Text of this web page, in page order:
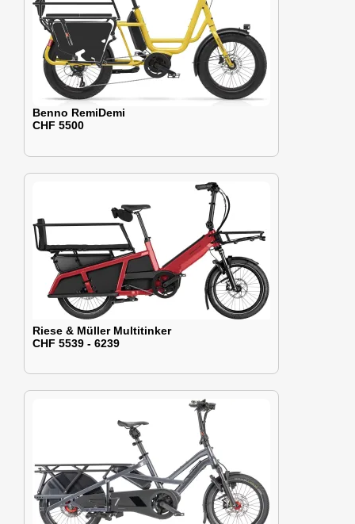
Benno RemiDemi
CHF 5500
Riese & Müller Multitinker
CHF 5539 - 6239